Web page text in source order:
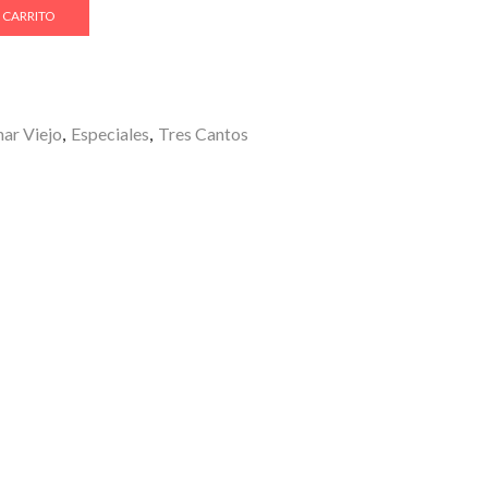
Viejo, Especiales, Tres Cantos